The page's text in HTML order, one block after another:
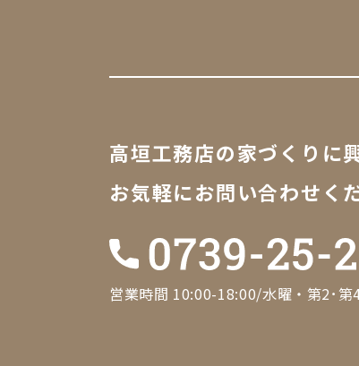
高垣工務店の家づくりに
お気軽にお問い合わせく
営業時間 10:00-18:00/水曜・第2･第